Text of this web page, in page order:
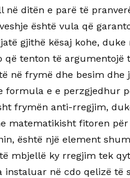
në ditën e parë të
është vula që
gjithë kësaj kohe,
që tenton të
në frymë dhe besim dhe
formula e e perzgjedhur
frymën anti-rregjim,
matematikisht fitoren
është një element
mbjellë ky rregjim tek
instaluar në cdo qelizë të